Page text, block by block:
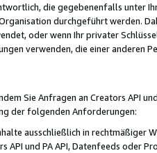
die gegebenenfalls unter
durchgeführt werden.
oder wenn Ihr privater
verwenden, die einer anderen
Sie Anfragen an Creators API
der folgenden Anforderungen:
ausschließlich in rechtmäßiger
API und PA API, Datenfeeds oder